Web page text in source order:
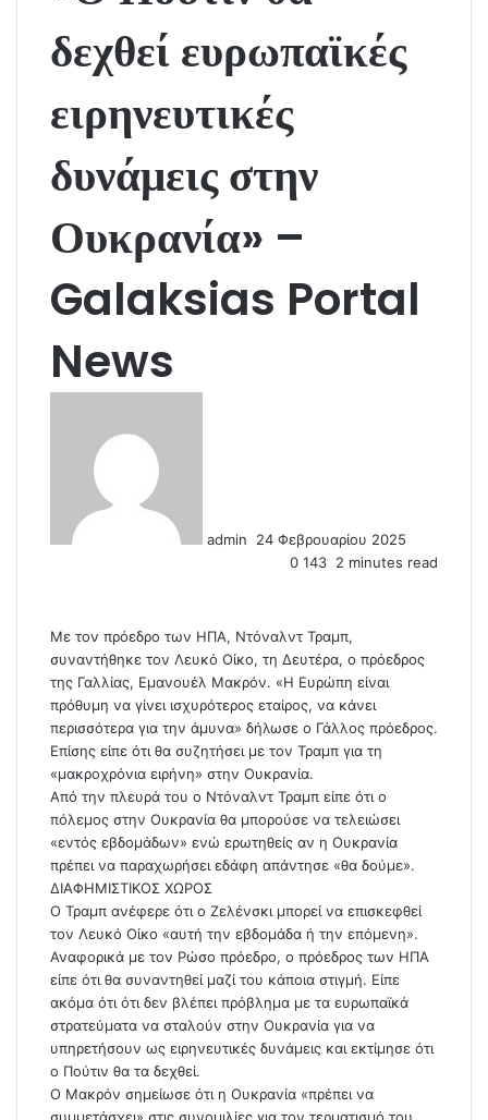
δεχθεί ευρωπαϊκές
ειρηνευτικές
δυνάμεις στην
Ουκρανία» –
Galaksias Portal
News
admin
e
l
24 Φεβρουαρίου 2025
0 143 2 minutes read
Με τον πρόεδρο των ΗΠΑ, Ντόναλντ Τραμπ,
συναντήθηκε τον Λευκό Οίκο, τη Δευτέρα, ο πρόεδρος
της Γαλλίας, Εμανουέλ Μακρόν. «Η Ευρώπη είναι
πρόθυμη να γίνει ισχυρότερος εταίρος, να κάνει
περισσότερα για την άμυνα» δήλωσε ο Γάλλος πρόεδρος.
Επίσης είπε ότι θα συζητήσει με τον Τραμπ για τη
«μακροχρόνια ειρήνη» στην Ουκρανία.
Από την πλευρά του ο Ντόναλντ Τραμπ είπε ότι ο
πόλεμος στην Ουκρανία θα μπορούσε να τελειώσει
«εντός εβδομάδων» ενώ ερωτηθείς αν η Ουκρανία
πρέπει να παραχωρήσει εδάφη απάντησε «θα δούμε».
ΔΙΑΦΗΜΙΣΤΙΚΟΣ ΧΩΡΟΣ
Ο Τραμπ ανέφερε ότι ο Ζελένσκι μπορεί να επισκεφθεί
τον Λευκό Οίκο «αυτή την εβδομάδα ή την επόμενη».
Αναφορικά με τον Ρώσο πρόεδρο, ο πρόεδρος των ΗΠΑ
είπε ότι θα συναντηθεί μαζί του κάποια στιγμή. Είπε
ακόμα ότι ότι δεν βλέπει πρόβλημα με τα ευρωπαϊκά
στρατεύματα να σταλούν στην Ουκρανία για να
υπηρετήσουν ως ειρηνευτικές δυνάμεις και εκτίμησε ότι
ο Πούτιν θα τα δεχθεί.
Ο Μακρόν σημείωσε ότι η Ουκρανία «πρέπει να